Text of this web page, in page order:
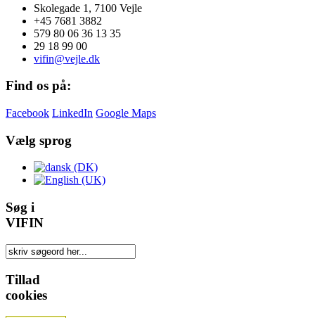
Skolegade 1, 7100 Vejle
+45 7681 3882
579 80 06 36 13 35
29 18 99 00
vifin@vejle.dk
Find os på:
Facebook LinkedIn Google Maps
Vælg sprog
Søg i
VIFIN
Tillad
cookies